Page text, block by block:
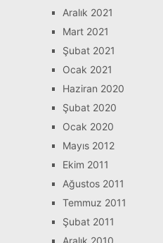
Aralık 2021
Mart 2021
Şubat 2021
Ocak 2021
Haziran 2020
Şubat 2020
Ocak 2020
Mayıs 2012
Ekim 2011
Ağustos 2011
Temmuz 2011
Şubat 2011
Aralık 2010